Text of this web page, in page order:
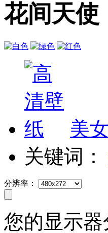
花间天使
美
关键词：
分辨率：
您的显示器